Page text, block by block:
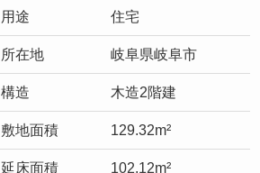
用途 住宅
所在地 岐阜県岐阜市
構造 木造2階建
敷地面積 129.32m²
延床面積 102.12m²